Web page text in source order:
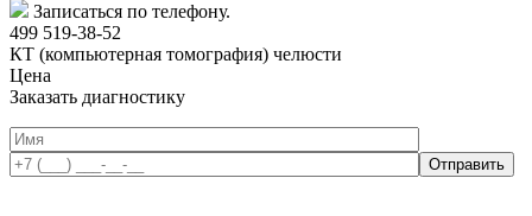
Записаться по телефону.
499 519-38-52
КТ (компьютерная томография) челюсти
Цена
Заказать диагностику